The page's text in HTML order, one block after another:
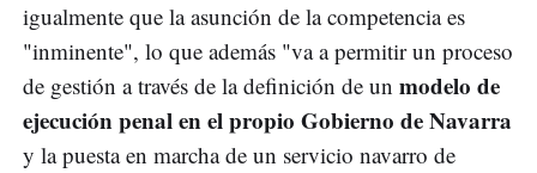
igualmente que la asunción de la competencia es
"inminente", lo que además "va a permitir un proceso
de gestión a través de la definición de un modelo de
ejecución penal en el propio Gobierno de Navarra
y la puesta en marcha de un servicio navarro de